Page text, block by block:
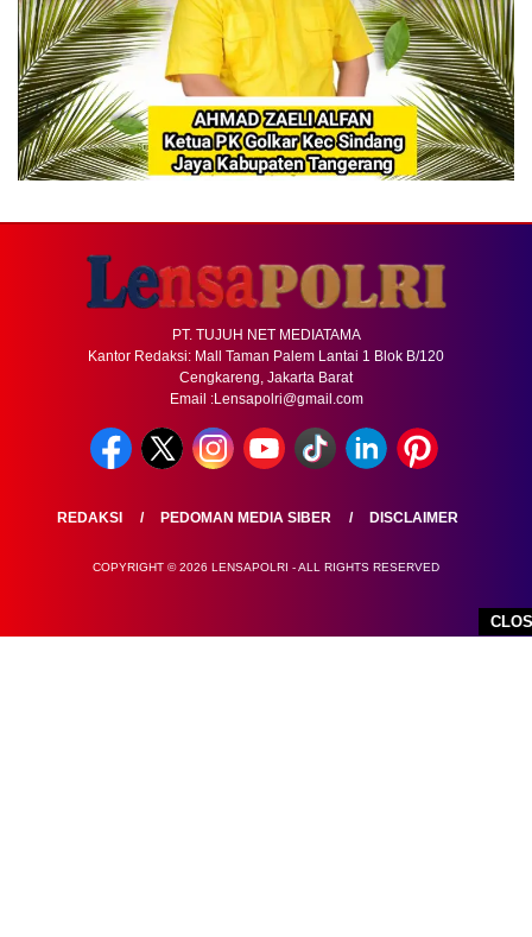
PT. TUJUH NET MEDIATAMA
Kantor Redaksi: Mall Taman Palem Lantai 1 Blok B/120
Cengkareng, Jakarta Barat
Email :Lensapolri@gmail.com
REDAKSI PEDOMAN MEDIA SIBER DISCLAIMER
COPYRIGHT © 2026 LENSAPOLRI - ALL RIGHTS RESERVED